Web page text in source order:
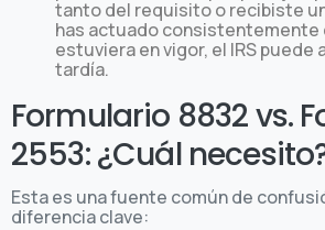
tanto del requisito o recibiste
has actuado consistentemente
estuviera en vigor, el IRS
tardía.
Formulario 8832 vs.
2553: ¿Cuál
Esta es una fuente común de
diferencia clave: